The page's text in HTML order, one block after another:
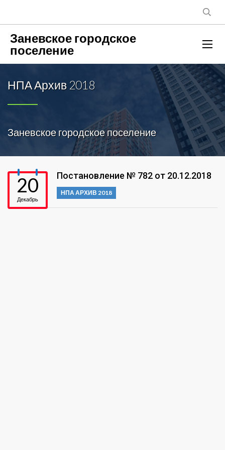
Заневское городское
поселение
НПА Архив 2018
Заневское городское поселение
20
Декабрь
Постановление № 782 от 20.12.2018
НПА АРХИВ 2018